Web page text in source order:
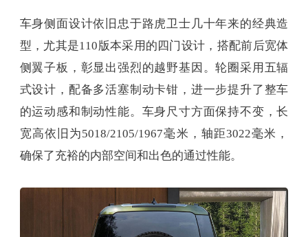
车身侧面设计依旧忠于路虎卫士几十年来的经典造
型，尤其是110版本采用的四门设计，搭配前后宽体
侧翼子板，彰显出强烈的越野基因。轮圈采用五辐
式设计，配备多活塞制动卡钳，进一步提升了整车
的运动感和制动性能。车身尺寸方面保持不变，长
宽高依旧为5018/2105/1967毫米，轴距3022毫米，
确保了充裕的内部空间和出色的通过性能。